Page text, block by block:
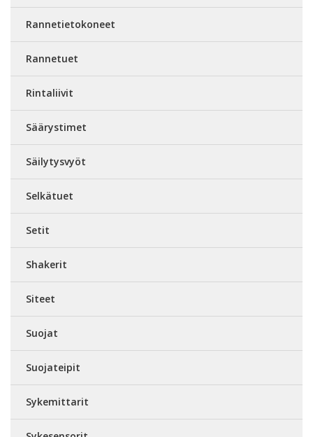
Rannetietokoneet
Rannetuet
Rintaliivit
Säärystimet
Säilytysvyöt
Selkätuet
Setit
Shakerit
Siteet
Suojat
Suojateipit
Sykemittarit